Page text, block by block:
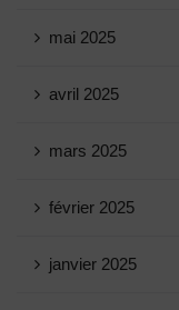
mai 2025
avril 2025
mars 2025
février 2025
janvier 2025